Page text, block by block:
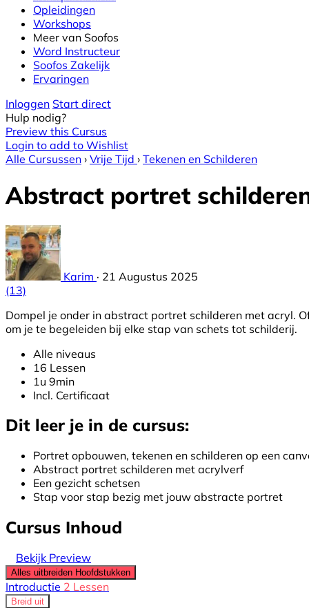
Opleidingen
Workshops
Meer van Soofos
Word Instructeur
Soofos Zakelijk
Ervaringen
Inloggen Start direct
Hulp nodig?
Preview this Cursus
Login to add to Wishlist
Alle Cursussen › Vrije Tijd › Tekenen en Schilderen
Abstract portret
Karim · 21 Augustus 2025
(13)
Dompel je onder in abstract portret schilderen met acryl.
om je te begeleiden bij elke stap van schets tot schilderij.
Alle niveaus
16 Lessen
1u 9min
Incl. Certificaat
Dit leer je in de cursus:
Portret opbouwen, tekenen en schilderen op een
Abstract portret schilderen met acrylverf
Een gezicht schetsen
Stap voor stap bezig met jouw abstracte portret
Cursus Inhoud
Bekijk Preview
Alles uitbreiden Hoofdstukken
Introductie 2 Lessen
Breid uit